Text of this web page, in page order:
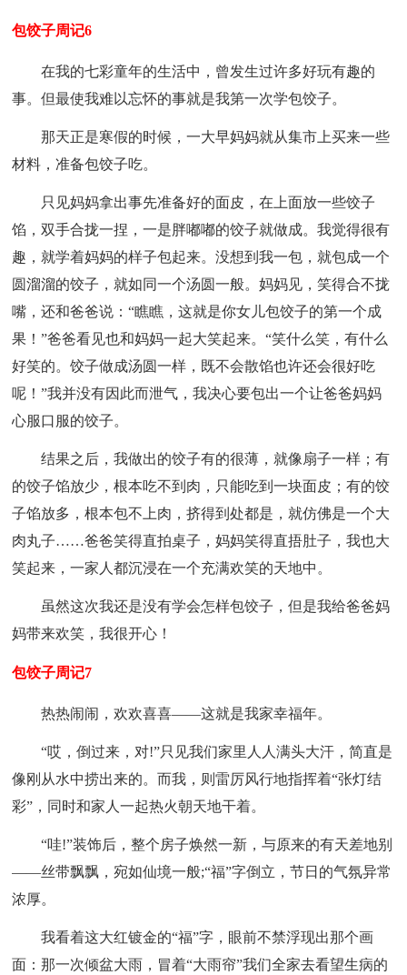
包饺子周记6
在我的七彩童年的生活中，曾发生过许多好玩有趣的
事。但最使我难以忘怀的事就是我第一次学包饺子。
那天正是寒假的时候，一大早妈妈就从集市上买来一些
材料，准备包饺子吃。
只见妈妈拿出事先准备好的面皮，在上面放一些饺子
馅，双手合拢一捏，一是胖嘟嘟的饺子就做成。我觉得很有
趣，就学着妈妈的样子包起来。没想到我一包，就包成一个
圆溜溜的饺子，就如同一个汤圆一般。妈妈见，笑得合不拢
嘴，还和爸爸说：“瞧瞧，这就是你女儿包饺子的第一个成
果！”爸爸看见也和妈妈一起大笑起来。“笑什么笑，有什么
好笑的。饺子做成汤圆一样，既不会散馅也许还会很好吃
呢！”我并没有因此而泄气，我决心要包出一个让爸爸妈妈
心服口服的饺子。
结果之后，我做出的饺子有的很薄，就像扇子一样；有
的饺子馅放少，根本吃不到肉，只能吃到一块面皮；有的饺
子馅放多，根本包不上肉，挤得到处都是，就仿佛是一个大
肉丸子……爸爸笑得直拍桌子，妈妈笑得直捂肚子，我也大
笑起来，一家人都沉浸在一个充满欢笑的天地中。
虽然这次我还是没有学会怎样包饺子，但是我给爸爸妈
妈带来欢笑，我很开心！
包饺子周记7
热热闹闹，欢欢喜喜——这就是我家幸福年。
“哎，倒过来，对!”只见我们家里人人满头大汗，简直是
像刚从水中捞出来的。而我，则雷厉风行地指挥着“张灯结
彩”，同时和家人一起热火朝天地干着。
“哇!”装饰后，整个房子焕然一新，与原来的有天差地别
——丝带飘飘，宛如仙境一般;“福”字倒立，节日的气氛异常
浓厚。
我看着这大红镀金的“福”字，眼前不禁浮现出那个画
面：那一次倾盆大雨，冒着“大雨帘”我们全家去看望生病的